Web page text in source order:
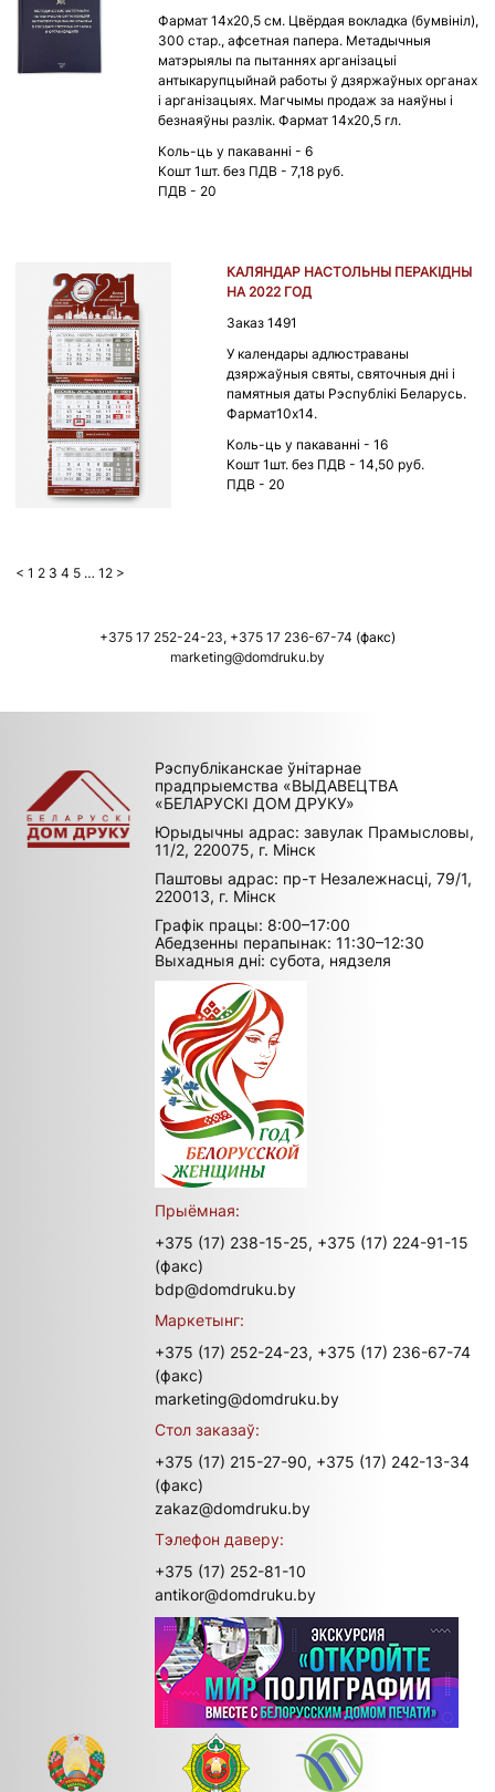
Фармат 14х20,5 см. Цвёрдая вокладка (бумвініл),
300 стар., афсетная папера. Метадычныя
матэрыялы па пытаннях арганізацыі
антыкарупцыйнай работы ў дзяржаўных органах
і арганізацыях. Магчымы продаж за наяўны і
безнаяўны разлік. Фармат 14х20,5 гл.
Коль-ць у пакаванні - 6
Кошт 1шт. без ПДВ - 7,18 руб.
ПДВ - 20
КАЛЯНДАР НАСТОЛЬНЫ ПЕРАКІДНЫ
НА 2022 ГОД
Заказ 1491
У календары адлюстраваны
дзяржаўныя святы, святочныя дні і
памятныя даты Рэспублікі Беларусь.
Фармат10х14.
Коль-ць у пакаванні - 16
Кошт 1шт. без ПДВ - 14,50 руб.
ПДВ - 20
Posts
< 1 2 3 4 5 … 12 >
+375 17 252-24-23, +375 17 236-67-74 (факс)
marketing@domdruku.by
Рэспубліканскае ўнітарнае
прадпрыемства «ВЫДАВЕЦТВА
«БЕЛАРУСКІ ДОМ ДРУКУ»
Юрыдычны адрас: завулак Прамысловы,
11/2, 220075, г. Мінск
Паштовы адрас: пр-т Незалежнасці, 79/1,
220013, г. Мінск
Графік працы: 8:00–17:00
Абедзенны перапынак: 11:30–12:30
Выхадныя дні: субота, нядзеля
Прыёмная:
+375 (17) 238-15-25, +375 (17) 224-91-15
(факс)
bdp@domdruku.by
Маркетынг:
+375 (17) 252-24-23, +375 (17) 236-67-74
(факс)
marketing@domdruku.by
Стол заказаў:
+375 (17) 215-27-90, +375 (17) 242-13-34
(факс)
zakaz@domdruku.by
Тэлефон даверу:
+375 (17) 252-81-10
antikor@domdruku.by